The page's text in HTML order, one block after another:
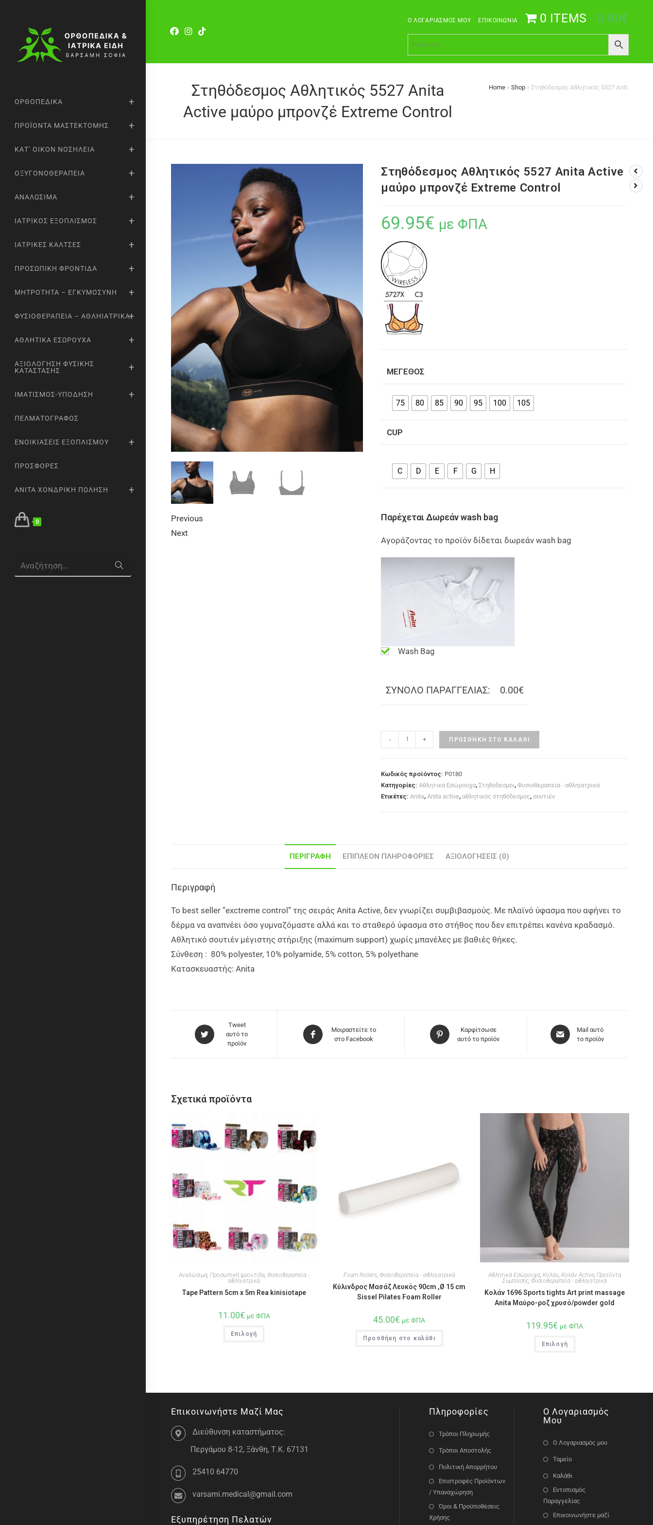
Ο ΛΟΓΑΡΙΑΣΜΌΣ ΜΟΥ ΕΠΙΚΟΙΝΩΝΊΑ 0 ITEMS 0.00€
ΟΡΘΟΠΕΔΙΚΆ
ΠΡΟΪΌΝΤΑ ΜΑΣΤΕΚΤΟΜΉΣ
ΚΑΤ’ ΟΊΚΟΝ ΝΟΣΗΛΕΊΑ
ΟΞΥΓΟΝΟΘΕΡΑΠΕΊΑ
ΑΝΑΛΏΣΙΜΑ
ΙΑΤΡΙΚΌΣ ΕΞΟΠΛΙΣΜΌΣ
ΙΑΤΡΙΚΈΣ ΚΆΛΤΣΕΣ
ΠΡΟΣΩΠΙΚΉ ΦΡΟΝΤΊΔΑ
ΜΗΤΡΌΤΗΤΑ – ΕΓΚΥΜΟΣΎΝΗ
ΦΥΣΙΟΘΕΡΑΠΕΊΑ – ΑΘΛΗΙΑΤΡΙΚΆ
ΑΘΛΗΤΙΚΆ ΕΣΏΡΟΥΧΑ
ΑΞΙΟΛΌΓΗΣΗ ΦΥΣΙΚΉΣ
ΚΑΤΆΣΤΑΣΗΣ
ΙΜΑΤΙΣΜΌΣ-ΥΠΌΔΗΣΗ
ΠΕΛΜΑΤΟΓΡΆΦΟΣ
ΕΝΟΙΚΙΆΣΕΙΣ ΕΞΟΠΛΙΣΜΟΎ
ΠΡΟΣΦΟΡΈΣ
ANITA ΧΟΝΔΡΙΚΉ ΠΏΛΗΣΗ
0
Αναζήτηση...
Στηθόδεσμος Αθλητικός 5527 Anita
Active μαύρο μπρονζέ Extreme Control
Home »Shop »Στηθόδεσμος Αθλητικός 5527 Anita Active
Previous
Next
Στηθόδεσμος Αθλητικός 5527 Anita Active
μαύρο μπρονζέ Extreme Control
69.95€ με ΦΠΑ
ΜΈΓΕΘΟΣ
75 80 85 90 95 100 105
CUP
C D E F G H
Παρέχεται Δωρεάν wash bag
Αγοράζοντας το προϊόν δίδεται δωρεάν wash bag
Wash Bag
ΣΥΝΟΛΟ ΠΑΡΑΓΓΕΛΙΑΣ: 0.00€
- + ΠΡΟΣΘΉΚΗ ΣΤΟ ΚΑΛΆΘΙ
Κωδικός προϊόντος: P0180
Κατηγορίες: Αθλητικά Εσώρουχα,Στηθόδεσμοι,Φυσιοθεραπεία - αθληιατρικά
Ετικέτες: Anita, Anita active,αθλητικός στηθόδεσμος,σουτιέν
ΠΕΡΙΓΡΑΦΉ ΕΠΙΠΛΈΟΝ ΠΛΗΡΟΦΟΡΊΕΣ ΑΞΙΟΛΟΓΉΣΕΙΣ (0)
Περιγραφή
Το best seller ”exctreme control” της σειράς Anita Active, δεν γνωρίζει συμβιβασμούς. Με πλαϊνό ύφασμα που αφήνει το
δέρμα να αναπνέει όσο γυμναζόμαστε αλλά και το σταθερό ύφασμα στο στήθος που δεν επιτρέπει κανένα κραδασμό.
Αθλητικό σουτιέν μέγιστης στήριξης (maximum support) χωρίς μπανέλες με βαθιές θήκες.
Σύνθεση : 80% polyester, 10% polyamide, 5% cotton, 5% polyethane
Κατασκευαστής: Anita
Tweet
αυτό το
προϊόν
Μοιραστείτε το
στο Facebook
Καρφίτσωσε
αυτό το προϊόν
Mail αυτό
το προϊόν
Σχετικά προϊόντα
Αναλώσιμα, Προσωπική φροντίδα, Φυσιοθεραπεία -
αθληιατρικά
Tape Pattern 5cm x 5m Rea kinisiotape
11.00€ με ΦΠΑ
Επιλογή
Foam Rollers, Φυσιοθεραπεία - αθληιατρικά
Κύλινδρος Μασάζ Λευκός 90cm ,Ø 15 cm
Sissel Pilates Foam Roller
45.00€ με ΦΠΑ
Προσθήκη στο καλάθι
Αθλητικά Εσώρουχα, Κολάν, Κολάν Active, Προϊόντα
Συμπίεσης,Φυσιοθεραπεία - αθληιατρικά
Κολάν 1696 Sports tights Art print massage
Anita Μαύρο-ροζ χρυσό/powder gold
119.95€ με ΦΠΑ
Επιλογή
Επικοινωνήστε Μαζί Μας
Διεύθυνση καταστήματος:
Περγάμου 8-12, Ξάνθη, Τ.Κ. 67131
25410 64770
varsami.medical@gmail.com
Εξυπηρέτηση Πελατών
Πληροφορίες
Τρόποι Πληρωμής
Τρόποι Αποστολής
Πολιτική Απορρήτου
Επιστροφές Προϊόντων
/ Υπαναχώρηση
Όροι & Προϋποθέσεις
Χρήσης
Ο Λογαριασμός
Μου
Ο Λογαριασμός μου
Ταμείο
Καλάθι
Εντοπισμός
Παραγγελίας
Επικοινωνήστε μαζί